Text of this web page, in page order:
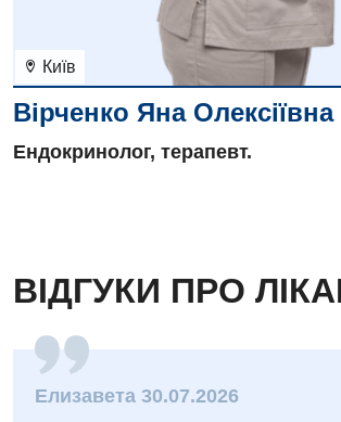
Київ
Вірченко Яна Олексіївна
Ендокринолог, терапевт.
ВІДГУКИ ПРО
Елизавета 30.07.2026